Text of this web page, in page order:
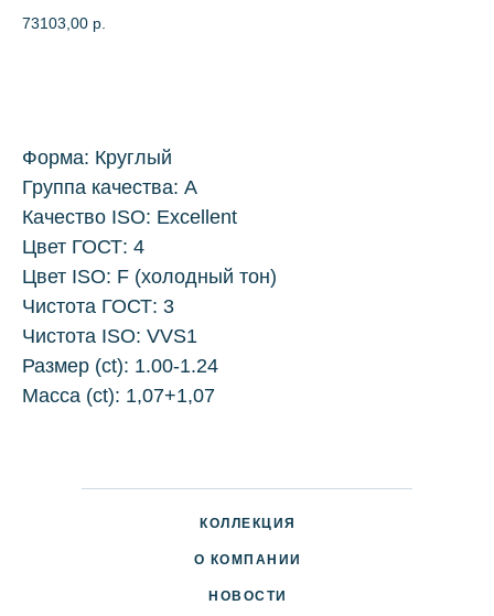
73103,00 р.
Форма: Круглый
Группа качества: А
Качество ISO: Excellent
Цвет ГОСТ: 4
Цвет ISO: F (холодный тон)
Чистота ГОСТ: 3
Чистота ISO: VVS1
Размер (ct): 1.00-1.24
Масса (ct): 1,07+1,07
КОЛЛЕКЦИЯ
НОВОСТИ
О КОМПАНИИ